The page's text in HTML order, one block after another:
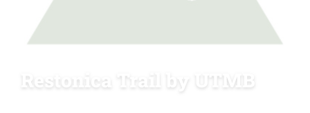
Restonica Trail by UTMB